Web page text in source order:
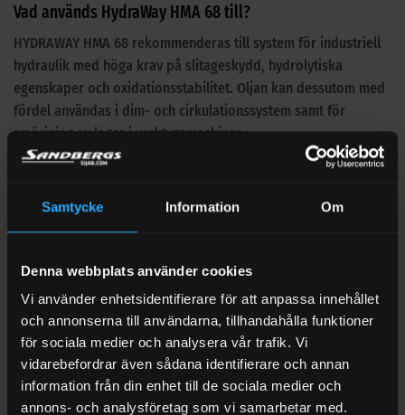
Samtycke Information Om
Denna webbplats använder cookies
Vi använder enhetsidentifierare för att anpassa innehållet
och annonserna till användarna, tillhandahålla funktioner
för sociala medier och analysera vår trafik. Vi
vidarebefordrar även sådana identifierare och annan
information från din enhet till de sociala medier och
annons- och analysföretag som vi samarbetar med.
Vad används HydraWay HMA 68 till?
HYDRAWAY HMA 68 rekommenderas till system för industriell
hydraulik med höga krav på slitageskydd, hydrolytiska
egenskaper och oxidationsstabilitet. Oljan kan dessutom med
fördel användas i dim- och cirkulationssystem samt för
smörjning av lager i verktygsmaskiner.
Samtidigt är det viktigt att matcha oljan eller sprayen mot rätt
Så väljer du rätt hydraulolja
materialkompatibilitet och tillverkarens krav. Kontrollera
också om applikationen kräver särskilda godkännanden,
Limited Slip-egenskaper, askhalt, biologisk nedbrytbarhet
eller livsmedelsklassning.
Fördelar med HydraWay HMA 68